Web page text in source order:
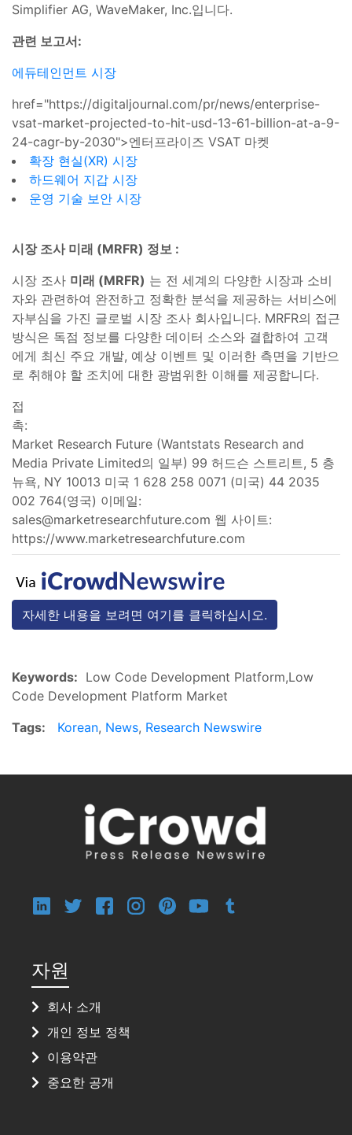
Simplifier AG, WaveMaker, Inc.입니다.
관련 보고서:
에듀테인먼트 시장
href="https://digitaljournal.com/pr/news/enterprise-
vsat-market-projected-to-hit-usd-13-61-billion-at-a-9-
24-cagr-by-2030">엔터프라이즈 VSAT 마켓
확장 현실(XR) 시장
하드웨어 지갑 시장
운영 기술 보안 시장
시장 조사 미래 (MRFR) 정보 :
시장 조사 미래 (MRFR) 는 전 세계의 다양한 시장과 소비
자와 관련하여 완전하고 정확한 분석을 제공하는 서비스에
자부심을 가진 글로벌 시장 조사 회사입니다. MRFR의 접근
방식은 독점 정보를 다양한 데이터 소스와 결합하여 고객
에게 최신 주요 개발, 예상 이벤트 및 이러한 측면을 기반으
로 취해야 할 조치에 대한 광범위한 이해를 제공합니다.
접
촉
Market Research Future (Wantstats Research and
Media Private Limited의 일부) 99 허드슨 스트리트, 5 층
뉴욕, NY 10013 미국 1 628 258 0071 (미국) 44 2035
002 764(영국) 이메일:
sales@marketresearchfuture.com 웹 사이트:
https://www.marketresearchfuture.com
자세한 내용을 보려면 여기를 클릭하십시오.
Keywords: Low Code Development Platform,Low
Code Development Platform Market
Tags:
Korean, News, Research Newswire
자원
회사 소개
개인 정보 정책
이용약관
중요한 공개